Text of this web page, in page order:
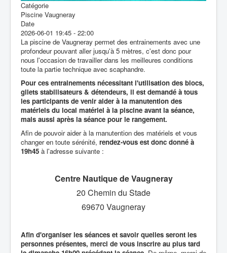
Catégorie
Piscine Vaugneray
Date
2026-06-01 19:45 - 22:00
La piscine de Vaugneray permet des entrainements avec une
profondeur pouvant aller jusqu'à 5 mètres, c'est donc pour
nous l'occasion de travailler dans les meilleures conditions
toute la partie technique avec scaphandre.
Pour ces entrainements nécessitant l'utilisation des blocs,
gilets stabilisateurs & détendeurs, il est demandé à tous
les participants de venir aider à la manutention des
matériels du local matériel à la piscine avant la séance,
mais aussi après la séance pour le rangement.
Afin de pouvoir aider à la manutention des matériels et vous
changer en toute sérénité, rendez-vous est donc donné à
19h45 à l'adresse suivante :
Centre Nautique de Vaugneray
20 Chemin du Stade
69670 Vaugneray
Afin d'organiser les séances et savoir quelles seront les
personnes présentes, merci de vous inscrire au plus tard